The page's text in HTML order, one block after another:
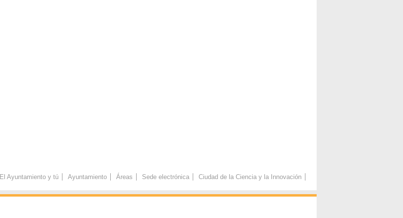
El Ayuntamiento y tú Ayuntamiento Áreas Sede electrónica Ciudad de la Ciencia y la Innovación